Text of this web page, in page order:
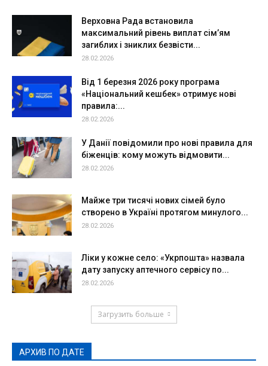
Верховна Рада встановила
максимальний рівень виплат сім’ям
загиблих і зниклих безвісти...
28.02.2026
Від 1 березня 2026 року програма
«Національний кешбек» отримує нові
правила:...
28.02.2026
У Данії повідомили про нові правила для
біженців: кому можуть відмовити...
28.02.2026
Майже три тисячі нових сімей було
створено в Україні протягом минулого...
28.02.2026
Ліки у кожне село: «Укрпошта» назвала
дату запуску аптечного сервісу по...
28.02.2026
Загрузить больше
АРХИВ ПО ДАТЕ